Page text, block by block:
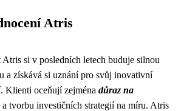
Atris
si v posledních letech buduje silnou
a získává si uznání pro svůj inovativní
Klienti oceňují zejména důraz na
a tvorbu investičních strategií na míru. Atris